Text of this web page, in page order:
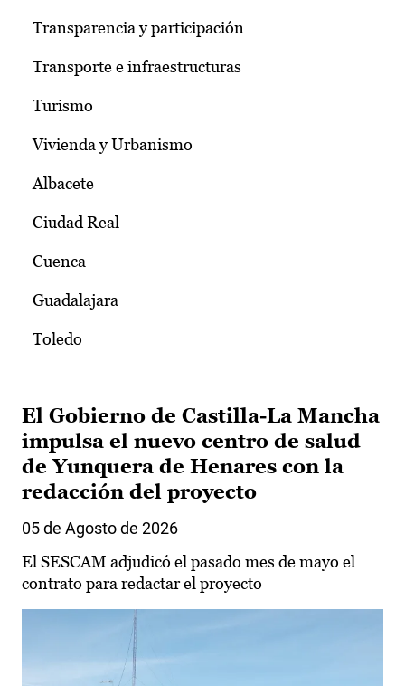
Transparencia y participación
Transporte e infraestructuras
Turismo
Vivienda y Urbanismo
Albacete
Ciudad Real
Cuenca
Guadalajara
Toledo
El Gobierno de Castilla-La Mancha
impulsa el nuevo centro de salud
de Yunquera de Henares con la
redacción del proyecto
05 de Agosto de 2026
El SESCAM adjudicó el pasado mes de mayo el
contrato para redactar el proyecto